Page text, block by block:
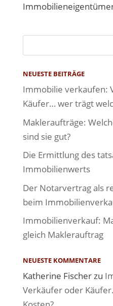
NEUESTE BEITRÄGE
Immobilie verkaufen:
Käufer… wer trägt
Makleraufträge:
sind sie gut?
Die Ermittlung des
Immobilienwerts
Der Notarvertrag als
beim
Immobilienverkauf:
gleich Maklerauftrag
NEUESTE KOMMENTARE
Katherine Fischerzu
Verkäufer oder